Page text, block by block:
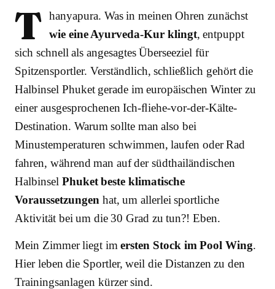
T hanyapura. Was in meinen Ohren zunächst
wie eine Ayurveda-Kur klingt, entpuppt
sich schnell als angesagtes Überseeziel für
Spitzensportler. Verständlich, schließlich gehört die
Halbinsel Phuket gerade im europäischen Winter zu
einer ausgesprochenen Ich-ﬂiehe-vor-der-Kälte-
Destination. Warum sollte man also bei
Minustemperaturen schwimmen, laufen oder Rad
fahren, während man auf der südthailändischen
Halbinsel Phuket beste klimatische
Voraussetzungen hat, um allerlei sportliche
Aktivität bei um die 30 Grad zu tun?! Eben.
Mein Zimmer liegt imersten Stock im Pool Wing.
Hier leben die Sportler, weil die Distanzen zu den
Trainingsanlagen kürzer sind.